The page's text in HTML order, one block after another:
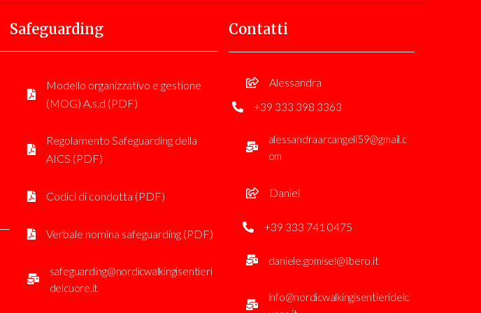
Safeguarding
Modello organizzativo e gestione
(MOG) A.s.d (PDF)
Regolamento Safeguarding della
AICS (PDF)
Codici di condotta (PDF)
Verbale nomina safeguarding (PDF)
safeguarding@nordicwalkingisentieri
delcuore.it
Contatti
Alessandra
+39 333 398 3363
alessandraarcangeli59@gmail.c
om
Daniel
+39 333 741 0475
daniele.gomisel@libero.it
info@nordicwalkingisentieridelc